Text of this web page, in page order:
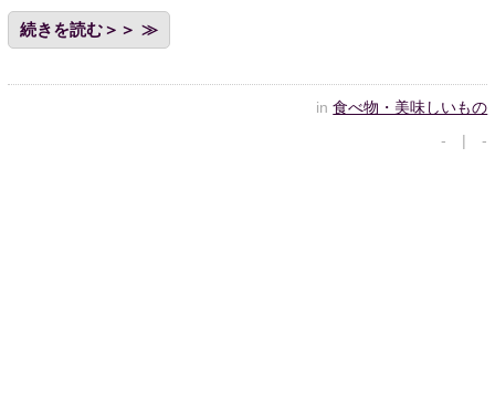
続きを読む＞＞
in食べ物・美味しいもの
- | -